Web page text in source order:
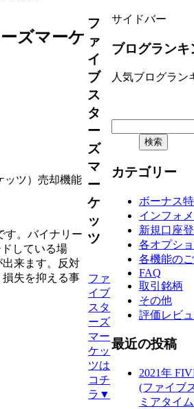
ズマーケ
ッツ）売却機能
す。バイナリー
している場
来ます。反対
失を抑える事
サイドバー
ブログランキ
人気ブログラン
カテゴリー
ボーナス
インフォ
新規口座
各オプシ
各機能の
FAQ
取引銘柄
その他
評価レビ
最近の投稿
2021年
(ファイブ
ミアタイ
フ
ァ
イ
ブ
ス
タ
ー
ズ
マ
ー
ケ
ッ
ツ
ファ
イブ
スタ
ーズ
マー
ケッ
ツは
コチ
ラ▼